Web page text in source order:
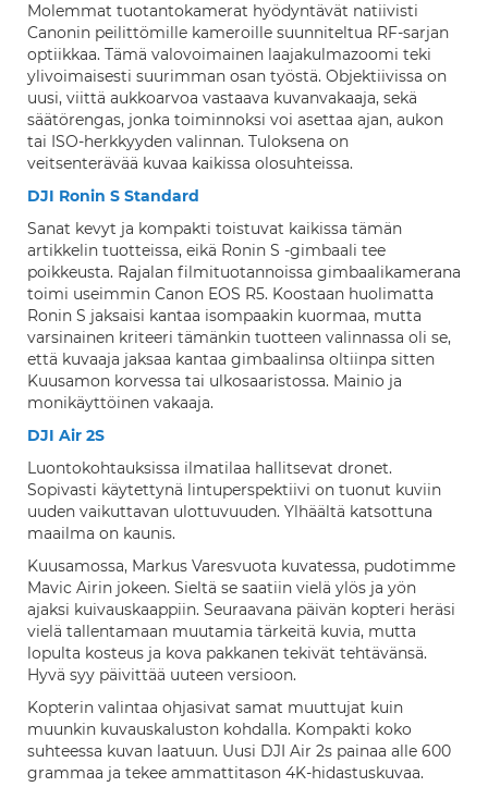
Molemmat tuotantokamerat hyödyntävät natiivisti
Canonin peilittömille kameroille suunniteltua RF-sarjan
optiikkaa. Tämä valovoimainen laajakulmazoomi teki
ylivoimaisesti suurimman osan työstä. Objektiivissa on
uusi, viittä aukkoarvoa vastaava kuvanvakaaja, sekä
säätörengas, jonka toiminnoksi voi asettaa ajan, aukon
tai ISO-herkkyyden valinnan. Tuloksena on
veitsenterävää kuvaa kaikissa olosuhteissa.
DJI Ronin S Standard
Sanat kevyt ja kompakti toistuvat kaikissa tämän
artikkelin tuotteissa, eikä Ronin S -gimbaali tee
poikkeusta. Rajalan filmituotannoissa gimbaalikamerana
toimi useimmin Canon EOS R5. Koostaan huolimatta
Ronin S jaksaisi kantaa isompaakin kuormaa, mutta
varsinainen kriteeri tämänkin tuotteen valinnassa oli se,
että kuvaaja jaksaa kantaa gimbaalinsa oltiinpa sitten
Kuusamon korvessa tai ulkosaaristossa. Mainio ja
monikäyttöinen vakaaja.
DJI Air 2S
Luontokohtauksissa ilmatilaa hallitsevat dronet.
Sopivasti käytettynä lintuperspektiivi on tuonut kuviin
uuden vaikuttavan ulottuvuuden. Ylhäältä katsottuna
maailma on kaunis.
Kuusamossa, Markus Varesvuota kuvatessa, pudotimme
Mavic Airin jokeen. Sieltä se saatiin vielä ylös ja yön
ajaksi kuivauskaappiin. Seuraavana päivän kopteri heräsi
vielä tallentamaan muutamia tärkeitä kuvia, mutta
lopulta kosteus ja kova pakkanen tekivät tehtävänsä.
Hyvä syy päivittää uuteen versioon.
Kopterin valintaa ohjasivat samat muuttujat kuin
muunkin kuvauskaluston kohdalla. Kompakti koko
suhteessa kuvan laatuun. Uusi DJI Air 2s painaa alle 600
grammaa ja tekee ammattitason 4K-hidastuskuvaa.